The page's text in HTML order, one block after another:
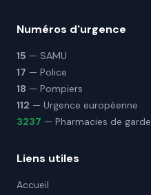
Numéros d'urgence
15 — SAMU
17 — Police
18 — Pompiers
112 — Urgence européenne
3237 — Pharmacies de garde
Liens utiles
Accueil